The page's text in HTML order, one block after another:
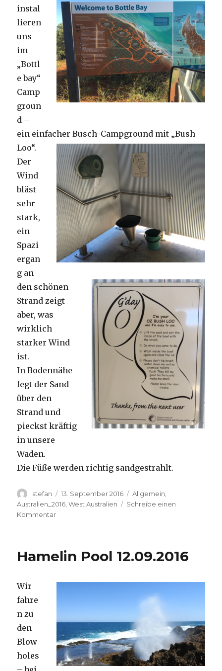
instal
lieren
uns
im
„Bottl
e bay“
Camp
groun
d –
ein einfacher Busch-Campground mit „Bush
Loo“.
Der
Wind
bläst
sehr
stark,
ein
Spazi
ergan
g an
den schönen
Strand zeigt
aber, was
wirklich
starker Wind
ist.
In Bodennähe
fegt der Sand
über den
Strand und
pieckst kräftig
in unsere
Waden.
Die Füße werden richtig sandgestrahlt.
Autor
stefan
Veröffentlicht
am
13. September 2016 Kategorien
Allgemein
Australien_2016 ,West Australien
Schreibe einen
Kommentarzu
Hamelin Pool 12.09.2016
Wir
fahre
n zu
den
Blow
holes